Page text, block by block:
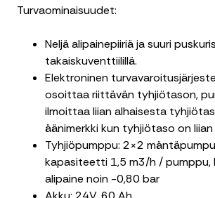
Turvaominaisuudet:
Neljä alipainepiiriä ja suuri
takaiskuventtiilillä.
Elektroninen
osoittaa riittävän tyhjiötason,
ilmoittaa liian alhaisesta
äänimerkki kun tyhjiötaso on liian
Tyhjiöpumppu: 2×2
kapasiteetti 1,5 m3/h / pumppu,
alipaine noin -0,80 bar